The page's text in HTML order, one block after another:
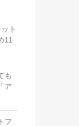
ト
11
も
ア
フ